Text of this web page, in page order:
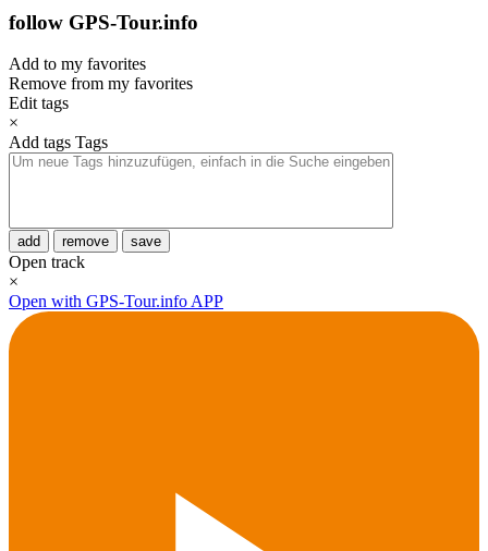
follow GPS-Tour.info
Add to my favorites
Remove from my favorites
Edit tags
×
Add tags Tags
add remove save
Open track
×
Open with GPS-Tour.info APP